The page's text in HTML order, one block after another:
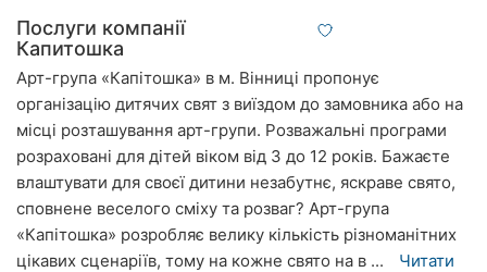
Тернопіль
Хмельницький
Рівне
Кропивницький
Послуги компанії
Капитошка
Арт-група «Капітошка» в м. Вінниці пропонує
організацію дитячих свят з виїздом до замовника або на
місці розташування арт-групи. Розважальні програми
розраховані для дітей віком від 3 до 12 років. Бажаєте
влаштувати для своєї дитини незабутнє, яскраве свято,
сповнене веселого сміху та розваг? Арт-група
«Капітошка» розробляє велику кількість різноманітних
цікавих сценаріїв, тому на кожне свято на в ...
Читати